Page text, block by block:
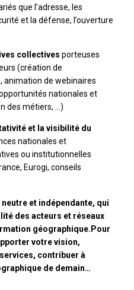
que l’adresse, les
et la défense, l’ouverture
collectives porteuses
(création de
animation de webinaires
nationales et
des métiers, …)
et la visibilité du
nationales et
ou institutionnelles
Eurogi, conseils
et indépendante, qui
des acteurs et réseaux
géographique.Pour
votre vision,
contribuer à
de demain…